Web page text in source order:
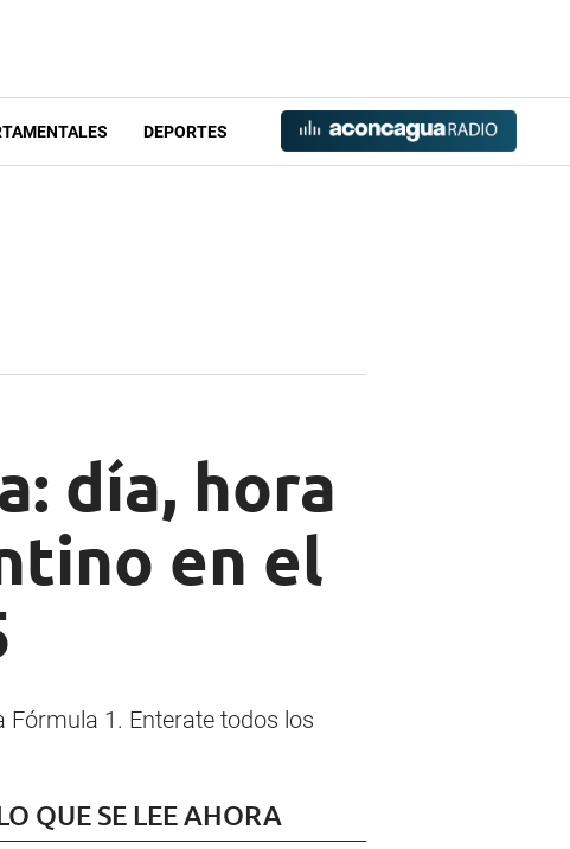
DEPORTES
día, hora
en el
Fórmula 1. Enterate todos los
QUE SE LEE AHORA